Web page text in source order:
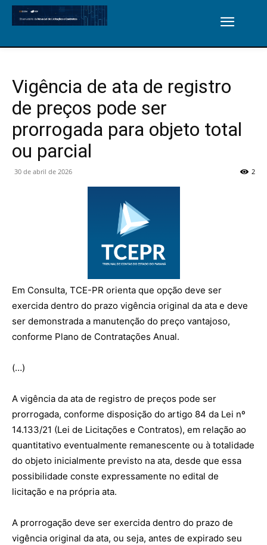
Vigência de ata de registro
de preços pode ser
prorrogada para objeto total
ou parcial
30 de abril de 2026 2
Em Consulta, TCE-PR orienta que opção deve ser
exercida dentro do prazo vigência original da ata e deve
ser demonstrada a manutenção do preço vantajoso,
conforme Plano de Contratações Anual.
(…)
A vigência da ata de registro de preços pode ser
prorrogada, conforme disposição do artigo 84 da Lei nº
14.133/21 (Lei de Licitações e Contratos), em relação ao
quantitativo eventualmente remanescente ou à totalidade
do objeto inicialmente previsto na ata, desde que essa
possibilidade conste expressamente no edital de
licitação e na própria ata.
A prorrogação deve ser exercida dentro do prazo de
vigência original da ata, ou seja, antes de expirado seu